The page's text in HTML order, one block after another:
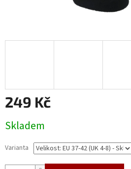
249 Kč
cena:
Skladem
Varianta